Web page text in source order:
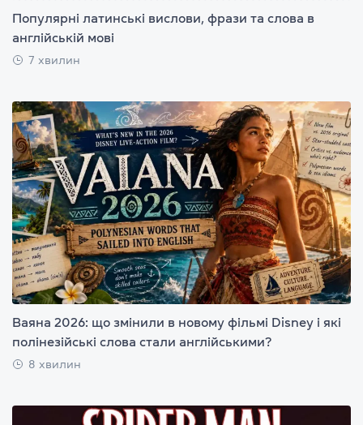
Популярні латинські вислови, фрази та слова в
англійській мові
7 хвилин
Ваяна 2026: що змінили в новому фільмі Disney і які
полінезійські слова стали англійськими?
8 хвилин